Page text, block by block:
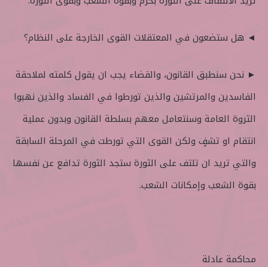
◄ هل ستضعون في المعتقلات القوى الخارجة على النظام؟
► نحن سنطبق القانون، والقضاء يجب ان يقول كلمته لملاحقة
الفاسدين والمرتشين والذين تورطوا في الفساد والذين نهبوا
الثروة العامة وسنتعامل معهم بسلطة القانون وبدون عملية
انتقام او تشفٍ ولكن القوى التي تورطت في المرحلة السابقة
والتي تريد ان تلتف على الثورة ستجد الثورة تدافع عن نفسها
بقوة الشعب وإمكانات الشعب.
محاكمة عادلة